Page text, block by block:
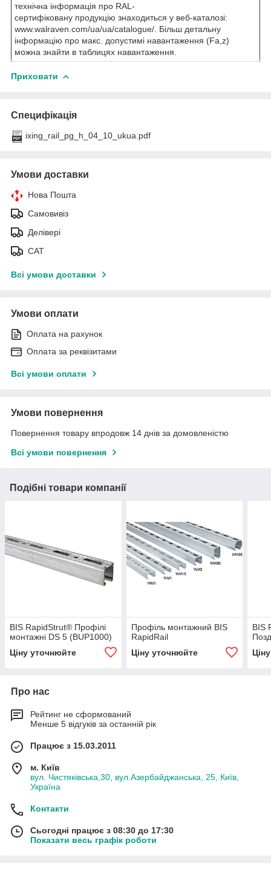
технічна інформація про RAL-
сертифіковану продукцію знаходиться у веб-каталозі:
www.walraven.com/ua/ua/catalogue/. Більш детальну
інформацію про макс. допустимі навантаження (Fa,z)
можна знайти в таблицях навантаження.
Приховати
Специфікація
ixing_rail_pg_h_04_10_ukua.pdf
Умови доставки
Нова Пошта
Самовивіз
Делівері
САТ
Всі умови доставки
Умови оплати
Оплата на рахунок
Оплата за реквізитами
Всі умови оплати
Умови повернення
Повернення товару впродовж 14 днів за домовленістю
Всі умови повернення
Подібні товари компанії
BIS RapidStrut® Профілі
монтажні DS 5 (BUP1000)
Ціну уточнюйте
Профіль монтажний BIS
RapidRail
Ціну уточнюйте
BIS
Про нас
Рейтинг не сформований
Менше 5 відгуків за останній рік
Працює з 15.03.2011
м. Київ
вул. Чистяківська,30, вул.Азербайджанська, 25, Київ,
Україна
Контакти
Сьогодні працює з 08:30 до 17:30
Показати весь графік роботи